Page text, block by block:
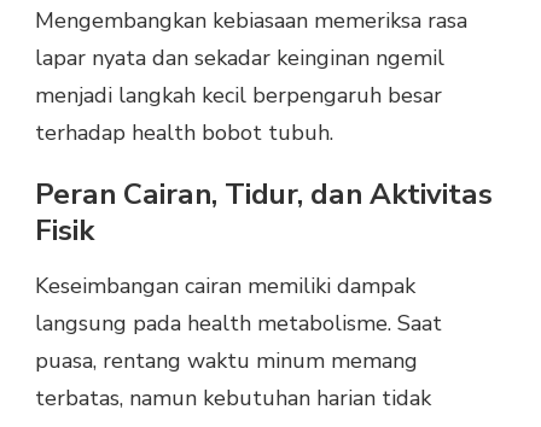
Mengembangkan kebiasaan memeriksa rasa
lapar nyata dan sekadar keinginan ngemil
menjadi langkah kecil berpengaruh besar
terhadap health bobot tubuh.
Peran Cairan, Tidur, dan Aktivitas
Fisik
Keseimbangan cairan memiliki dampak
langsung pada health metabolisme. Saat
puasa, rentang waktu minum memang
terbatas, namun kebutuhan harian tidak